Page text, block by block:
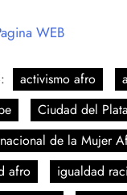
WEB
activismo afro
Ciudad del Plata
de la Mujer
afro
igualdad